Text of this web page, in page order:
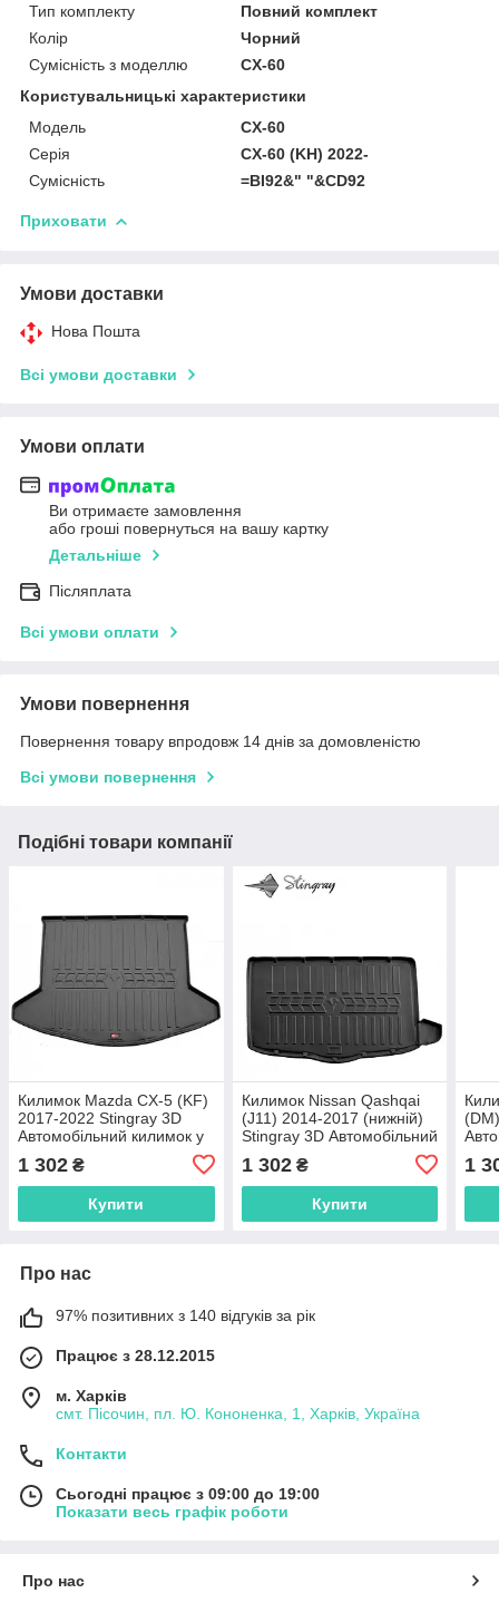
Тип комплекту
Повний комплект
Колір
Чорний
Сумісність з моделлю
CX-60
Користувальницькі характеристики
Мoдель
CX-60
Серія
CX-60 (KH) 2022-
Сумісність
=BI92&" "&CD92
Приховати
Умови доставки
Нова Пошта
Всі умови доставки
Умови оплати
Ви отримаєте замовлення
або гроші повернуться на вашу картку
Детальніше
Післяплата
Всі умови оплати
Умови повернення
Повернення товару впродовж 14 днів за домовленістю
Всі умови повернення
Подібні товари компанії
Килимок Mazda CX-5 (KF)
2017-2022 Stingray 3D
Автомобільний килимок у
1 302 ₴
Купити
Килимок Nissan Qashqai
(J11) 2014-2017 (нижній)
Stingray 3D Автомобільний
1 302₴
Купити
1
Про нас
97% позитивних з 140 відгуків за рік
Працює з 28.12.2015
м. Харків
смт. Пісочин, пл. Ю. Кононенка, 1, Харків, Україна
Контакти
Сьогодні працює з 09:00 до 19:00
Показати весь графік роботи
Про нас